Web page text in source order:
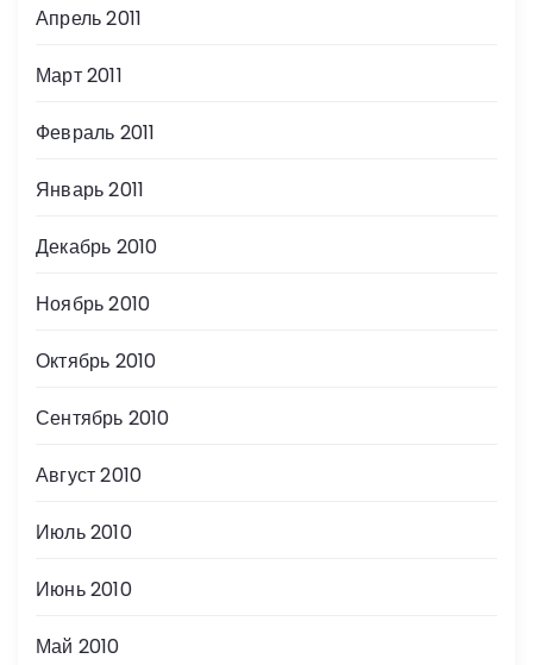
Апрель 2011
Март 2011
Февраль 2011
Январь 2011
Декабрь 2010
Ноябрь 2010
Октябрь 2010
Сентябрь 2010
Август 2010
Июль 2010
Июнь 2010
Май 2010